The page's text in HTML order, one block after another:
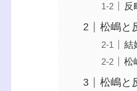
反
松嶋と
結
松
松嶋と